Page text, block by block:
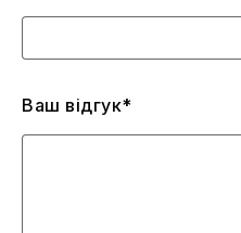
Ваш відгук*